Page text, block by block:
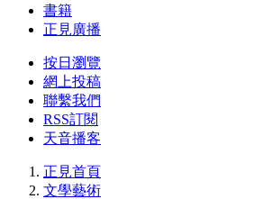
書籍
正見廣播
按日瀏覽
網上投稿
聯繫我們
RSS訂閱
天音播客
正見首頁
文學藝術